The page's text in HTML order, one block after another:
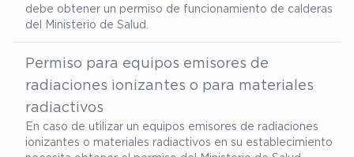
debe obtener un permiso de funcionamiento de calderas
del Ministerio de Salud.
Permiso para equipos emisores de
radiaciones ionizantes o para materiales
radiactivos
En caso de utilizar un equipos emisores de radiaciones
ionizantes o materiales radiactivos en su establecimiento